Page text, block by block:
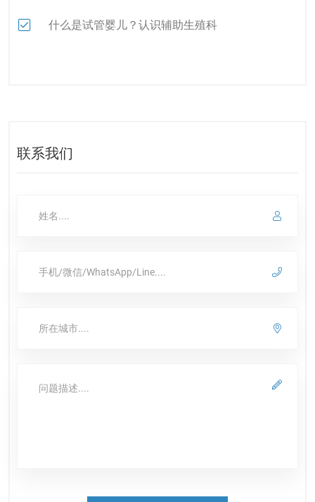
什么是试管婴儿？认识辅助生殖科
联系我们